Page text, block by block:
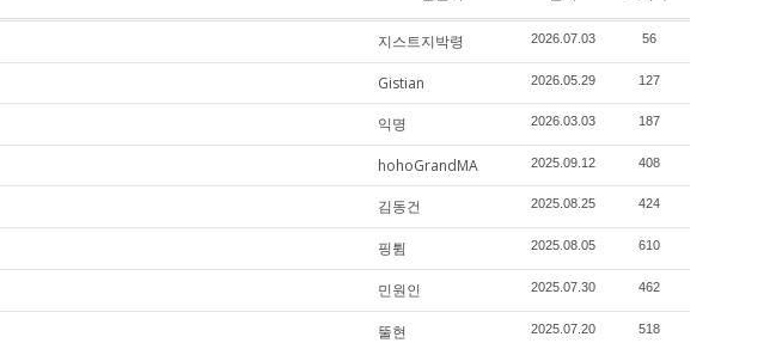
지스트지박령 2026.07.03 56
Gistian 2026.05.29 127
익명 2026.03.03 187
hohoGrandMA 2025.09.12 408
김동건 2025.08.25 424
핑튐 2025.08.05 610
민원인 2025.07.30 462
뚤현 2025.07.20 518